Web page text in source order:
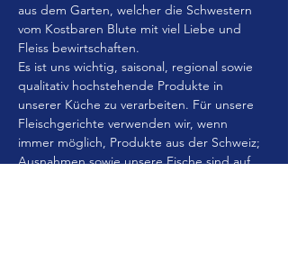
aus dem Garten, welcher die Schwestern
vom Kostbaren Blute mit viel Liebe und
Fleiss bewirtschaften.
Es ist uns wichtig, saisonal, regional sowie
qualitativ hochstehende Produkte in
unserer Küche zu verarbeiten. Für unsere
Fleischgerichte verwenden wir, wenn
immer möglich, Produkte aus der Schweiz;
Ausnahmen sowie unsere Fische sind auf